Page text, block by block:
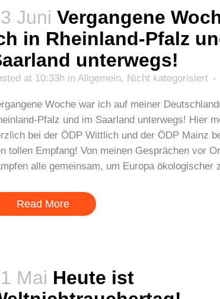
Juni Vergangene
in Rheinland-Pfalz
unterwegs!
at 10:33h in Allgemein, Nicht kategorisiert
Woche war ich auf meiner
Pfalz und im Saarland unterwegs! Hier
bei der ÖDP Wittlich und der ÖDP Mainz
tollen Empfang! Von meinen Gesprächen vor
alle gemeinsam, um Europa ökologischer
Read More
Mai Heute ist